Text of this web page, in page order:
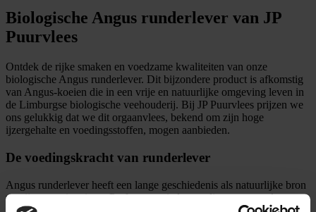
Biologische Angus runderlever van JP
Puurvlees
Ontdek de rijke smaken en voedzame kwaliteiten van onze
biologische Angus runderlever. Dit bijzondere product is afkomstig
van Angus-koeien die in een vrije en natuurlijke omgeving leven in
de Limburgse biologische veehouderij. Bij JP Puurvlees prijzen we
ons gelukkig dat we dit orgaanvlees, bekend om zijn hoge
ijzergehalte en voedingsstoffen, mogen aanbieden.
De voedingskracht van runderlever
Angus runderlever heeft een lange geschiedenis als natuurlijke bron
van ijzer en vitaminen. Perfect voor iedereen die een gezonde en